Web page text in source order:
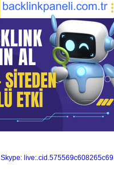
Skype: live:.cid.575569c608265c69